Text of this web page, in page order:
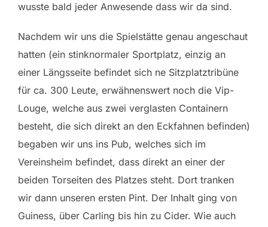
wusste bald jeder Anwesende dass wir da sind.
Nachdem wir uns die Spielstätte genau angeschaut
hatten (ein stinknormaler Sportplatz, einzig an
einer Längsseite befindet sich ne Sitzplatztribüne
für ca. 300 Leute, erwähnenswert noch die Vip-
Louge, welche aus zwei verglasten Containern
besteht, die sich direkt an den Eckfahnen befinden)
begaben wir uns ins Pub, welches sich im
Vereinsheim befindet, dass direkt an einer der
beiden Torseiten des Platzes steht. Dort tranken
wir dann unseren ersten Pint. Der Inhalt ging von
Guiness, über Carling bis hin zu Cider. Wie auch